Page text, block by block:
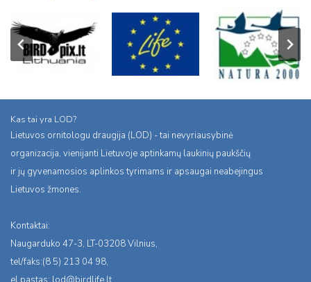
Kas tai yra LOD?
Lietuvos ornitologu draugija (LOD) - tai nevyriausybinė
organizacija, vienijanti Lietuvoje aptinkamų laukinių paukščių
ir jų gyvenamosios aplinkos tyrimams ir apsaugai neabejingus
Lietuvos žmones.
Kontaktai:
Naugarduko 47-3, LT-03208 Vilnius,
tel/faks:(8 5) 213 04 98,